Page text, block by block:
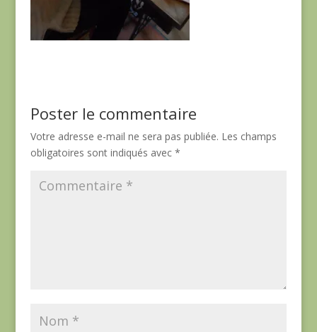
Poster le commentaire
Votre adresse e-mail ne sera pas publiée. Les champs
obligatoires sont indiqués avec *